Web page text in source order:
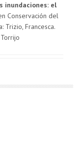
el
Conservación del
Trizio, Francesca.